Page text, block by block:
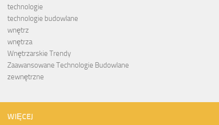
technologie
technologie budowlane
wnętrz
wnętrza
Wnętrzarskie Trendy
Zaawansowane Technologie Budowlane
zewnętrzne
WIĘCEJ